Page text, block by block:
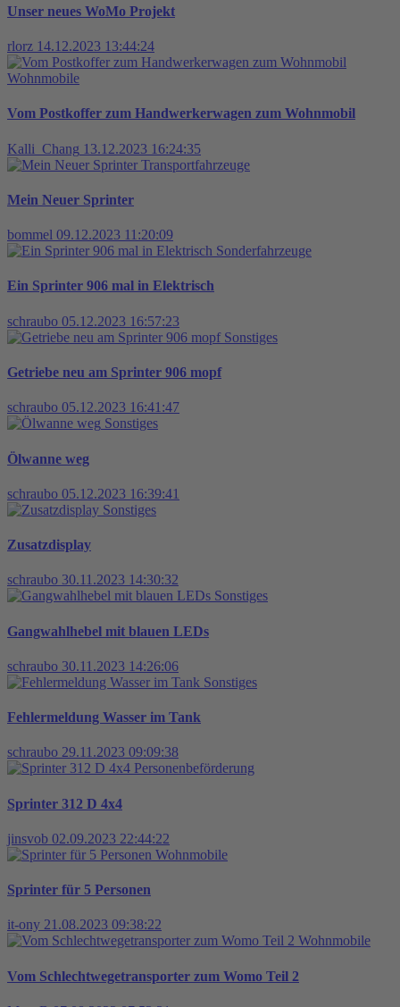
Unser neues WoMo Projekt
rlorz 14.12.2023 13:44:24
Wohnmobile
Vom Postkoffer zum Handwerkerwagen zum Wohnmobil
Kalli_Chang 13.12.2023 16:24:35
Transportfahrzeuge
Mein Neuer Sprinter
bommel 09.12.2023 11:20:09
Sonderfahrzeuge
Ein Sprinter 906 mal in Elektrisch
schraubo 05.12.2023 16:57:23
Sonstiges
Getriebe neu am Sprinter 906 mopf
schraubo 05.12.2023 16:41:47
Sonstiges
Ölwanne weg
schraubo 05.12.2023 16:39:41
Sonstiges
Zusatzdisplay
schraubo 30.11.2023 14:30:32
Sonstiges
Gangwahlhebel mit blauen LEDs
schraubo 30.11.2023 14:26:06
Sonstiges
Fehlermeldung Wasser im Tank
schraubo 29.11.2023 09:09:38
Personenbeförderung
Sprinter 312 D 4x4
jinsvob 02.09.2023 22:44:22
Wohnmobile
Sprinter für 5 Personen
it-ony 21.08.2023 09:38:22
Wohnmobile
Vom Schlechtwegetransporter zum Womo Teil 2